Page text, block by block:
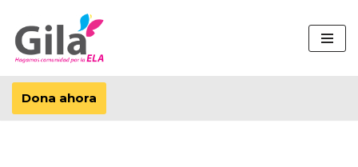
Saltar
al
contenido
Dona ahora